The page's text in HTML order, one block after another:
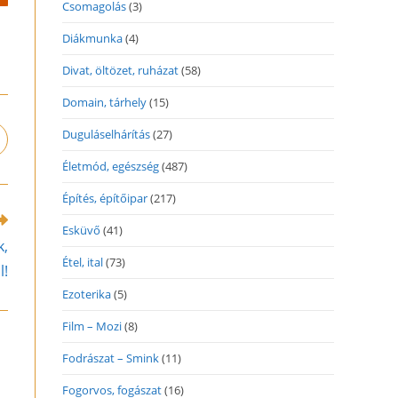
Csomagolás(3)
Diákmunka(4)
Divat, öltözet, ruházat(58)
Domain, tárhely(15)
Duguláselhárítás(27)
Életmód, egészség(487)
Építés, építőipar(217)
Esküvő (41)
Étel, ital(73)
Ezoterika(5)
Film – Mozi(8)
Fodrászat – Smink(11)
Fogorvos, fogászat(16)